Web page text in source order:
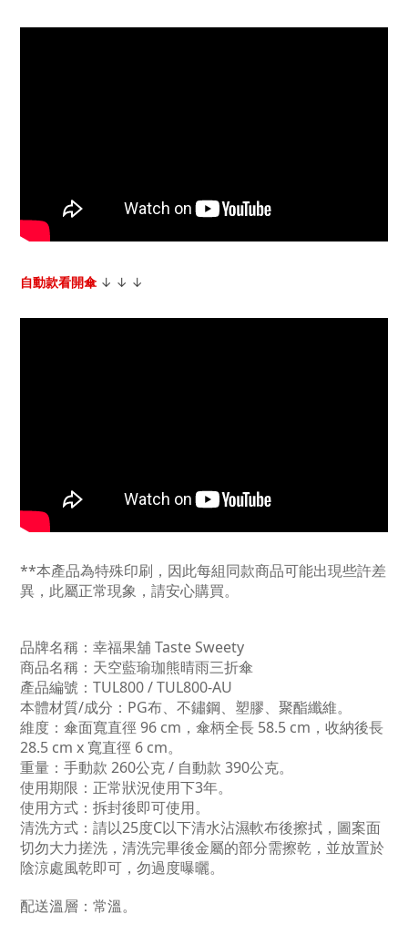
自動款看開傘 ↓ ↓ ↓
**本產品為特殊印刷，因此每組同款商品可能出現些許差
異，此屬正常現象，請安心購買。
品牌名稱：幸福果舖 Taste Sweety
商品名稱：天空藍瑜珈熊晴雨三折傘
產品編號：TUL800/TUL800-AU
本體材質/成分：PG布、不鏽鋼、塑膠、聚酯纖維。
維度： 傘面寬直徑 96 cm， 傘柄全長 58.5 cm， 收納後長
28.5 cm x寬直徑 6 cm。
重量： 手動款 260公克 / 自動款 390公克。
使用期限：正常狀況使用下3年。
使用方式：拆封後即可使用。
清洗方式：請以25度C以下清水沾濕軟布後擦拭，圖案面
切勿大力搓洗，清洗完畢後金屬的部分需擦乾，並放置於
陰涼處風乾即可，勿過度曝曬。
配送溫層：常溫。